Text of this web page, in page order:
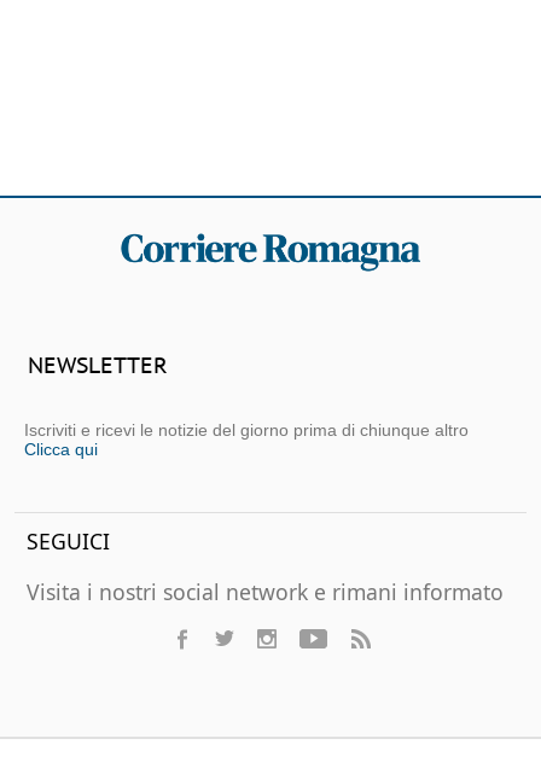
NEWSLETTER
Iscriviti e ricevi le notizie del giorno prima di chiunque altro
Clicca qui
SEGUICI
Visita i nostri social network e rimani informato